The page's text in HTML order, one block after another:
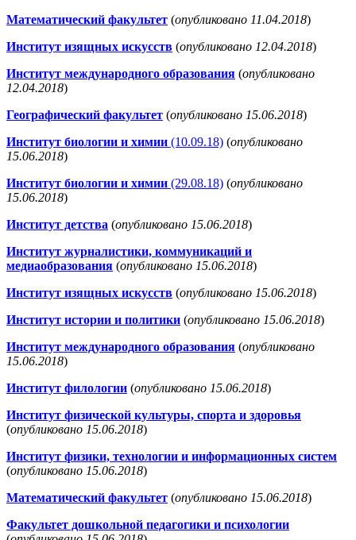
Математический факультет (опубликовано 11.04.2018)
Институт изящных искусств (опубликовано 12.04.2018)
Институт международного образования (опубликовано
12.04.2018)
Географический факультет (опубликовано 15.06.2018)
Институт биологии и химии (10.09.18) (опубликовано
15.06.2018)
Институт биологии и химии (29.08.18) (опубликовано
15.06.2018)
Институт детства (опубликовано 15.06.2018)
Институт журналистики, коммуникаций и
медиаобразования (опубликовано 15.06.2018)
Институт изящных искусств (опубликовано 15.06.2018)
Институт истории и политики (опубликовано 15.06.2018)
Институт международного образования (опубликовано
15.06.2018)
Институт филологии (опубликовано 15.06.2018)
Институт физической культуры, спорта и здоровья
(опубликовано 15.06.2018)
Институт физики, технологии и информационных систем
(опубликовано 15.06.2018)
Математический факультет (опубликовано 15.06.2018)
Факультет дошкольной педагогики и психологии